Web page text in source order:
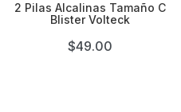
2 Pilas Alcalinas Tamaño C
Blister Volteck
$49.00